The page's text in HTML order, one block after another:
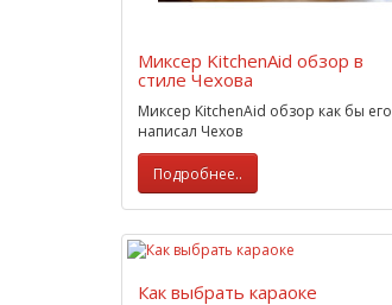
Миксер KitchenAid обзор в
стиле Чехова
Миксер KitchenAid обзор как бы его
написал Чехов
Подробнее..
Как выбрать караоке